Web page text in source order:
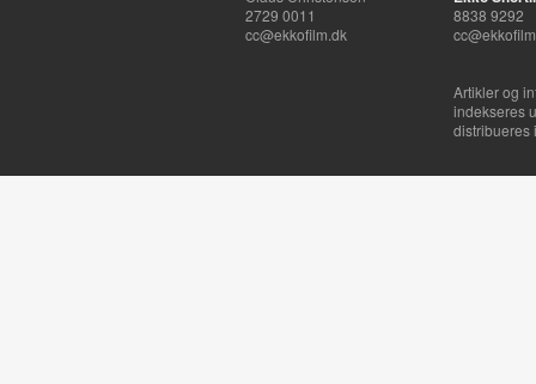
2729 0011
cc@ekkofilm.dk
8838 9292
Artikler og
indekseres
distribueres